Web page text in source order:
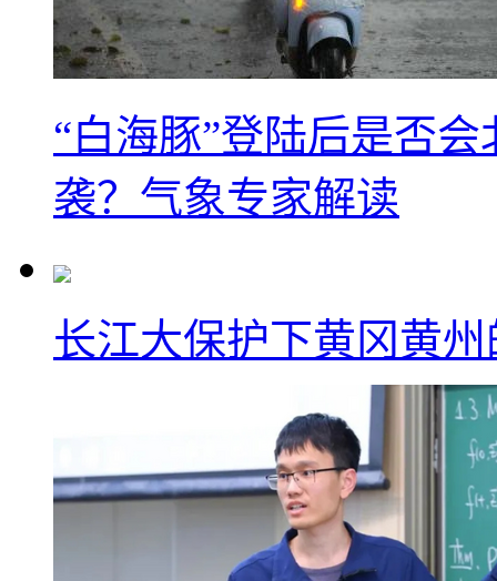
“白海豚”登陆后是否
袭？气象专家解读
长江大保护下黄冈黄